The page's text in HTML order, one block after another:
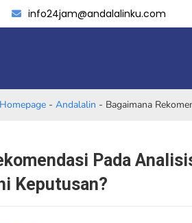
info24jam@andalalinku.com
Homepage - Andalalin - Bagaimana
Pada
Keputusan?